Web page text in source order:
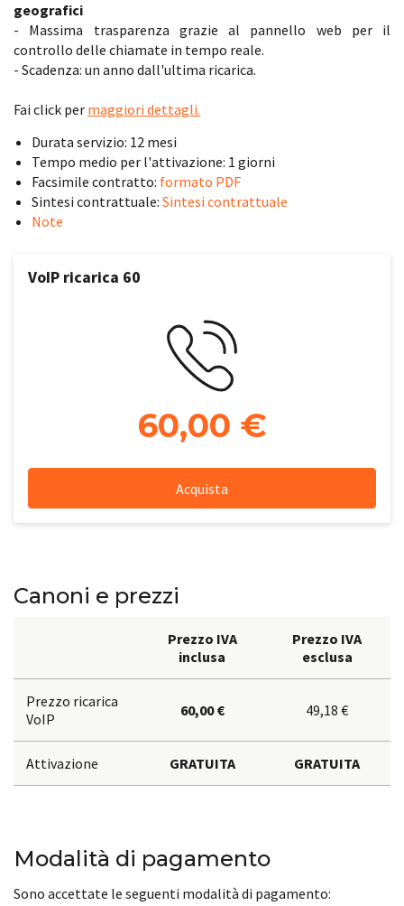
geografici
- Massima trasparenza grazie al pannello web per il
controllo delle chiamate in tempo reale.
- Scadenza: un anno dall'ultima ricarica.
Fai click per maggiori dettagli.
Durata servizio: 12 mesi
Tempo medio per l'attivazione: 1 giorni
Facsimile contratto: formato PDF
Sintesi contrattuale: Sintesi contrattuale
Note
VoIP ricarica 60
60,00 €
Acquista
Canoni e prezzi
Prezzo IVA
inclusa
Prezzo IVA
esclusa
Prezzo ricarica
VoIP
60,00 € 49,18 €
Attivazione GRATUITA GRATUITA
Modalità di pagamento
Sono accettate le seguenti modalità di pagamento: